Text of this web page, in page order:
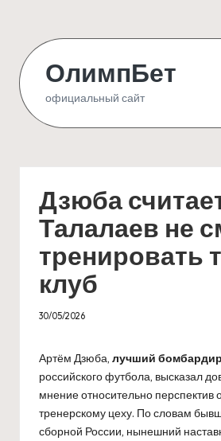
content
ОлимпБет
официальный сайт
Дзюба
Талалаев не
тренировать
клуб
30/05/2026
Артём Дзюба, лучший бомбардир
российского футбола, высказал
мнение относительно перспектив
тренерскому цеху. По словам
сборной России, нынешний